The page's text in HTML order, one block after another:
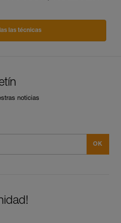
las técnicas
noticias